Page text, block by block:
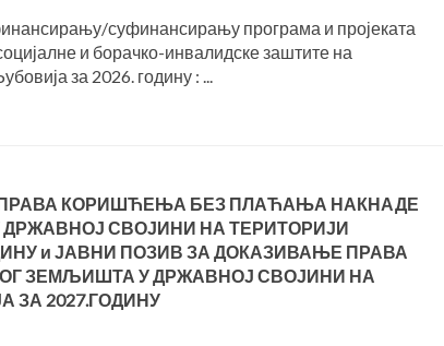
суфинансирању програма и пројеката
и борачко-инвалидске заштите на
за 2026. годину : ...
КОРИШЋЕЊА БЕЗ ПЛАЋАЊА НАКНАДЕ
СВОЈИНИ НА ТЕРИТОРИЈИ
и ЈАВНИ ПОЗИВ ЗА ДОКАЗИВАЊЕ ПРАВА
ЗЕМЉИШТА У ДРЖАВНОЈ СВОЈИНИ НА
2027.ГОДИНУ